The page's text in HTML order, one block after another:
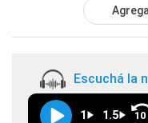
Escuchá la
1 1.5 10